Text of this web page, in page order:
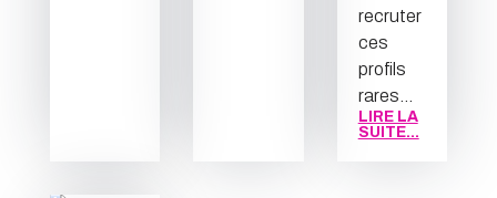
recruter
ces
profils
rares...
LIRE LA
SUITE...